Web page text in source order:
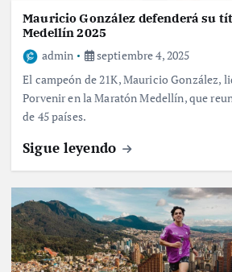
Mauricio González defenderá su
Medellín 2025
admin
septiembre 4, 2025
El campeón de 21K, Mauricio González,
Porvenir en la Maratón Medellín, que
de 45 países.
Sigue leyendo